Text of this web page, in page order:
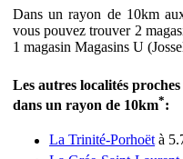
Dans un rayon de 10km
vous pouvez trouver 2
1 magasin Magasins U
Les autres localités
dans un rayon de 10km*:
La Trinité-Porhoëtà